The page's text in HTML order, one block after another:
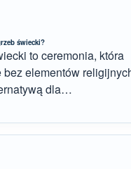
świecki?
to ceremonia, która
bez elementów
dla…